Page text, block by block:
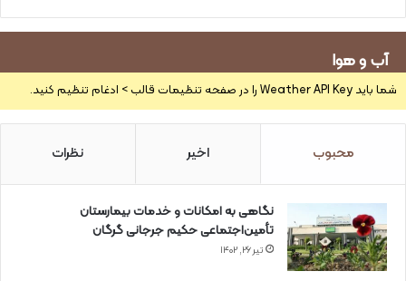
آب و هوا
شما باید Weather API Key را در صفحه تنظیمات قالب > ادغام تنظیم کنید.
محبوب اخیر نظرات
نگاهی به امکانات و خدمات بیمارستان
تأمین‌اجتماعی حکیم جرجانی گرگان
تیر ۲۶, ۱۴۰۲